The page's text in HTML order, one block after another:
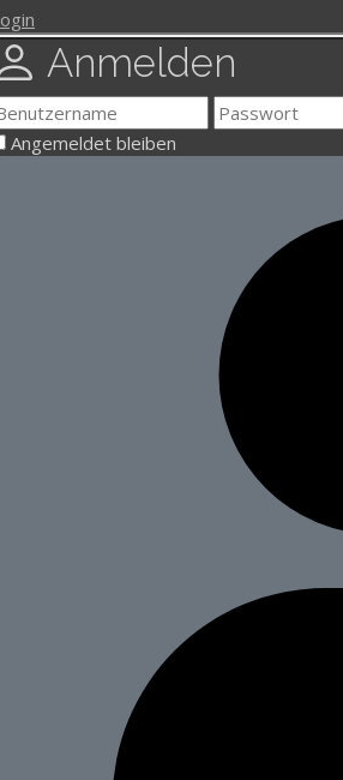
Anmelden
Angemeldet bleiben